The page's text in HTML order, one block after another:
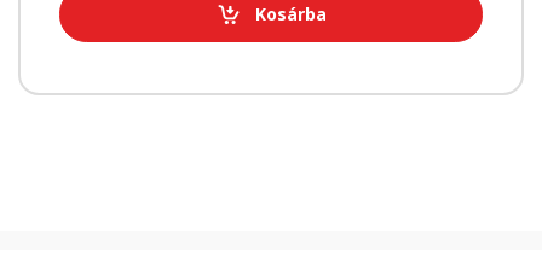
Kosárba